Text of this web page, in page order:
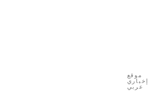
موقع
إخباري
عربي